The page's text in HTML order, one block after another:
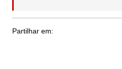
Partilhar em: